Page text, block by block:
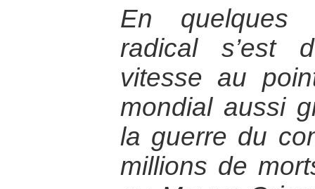
En quelques
radical s’est
vitesse au
mondial aussi
la guerre du
millions de